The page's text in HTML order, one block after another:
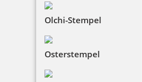
Olchi-Stempel
Osterstempel